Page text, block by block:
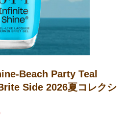
Beach Party Teal
Side 2026夏コレクシ